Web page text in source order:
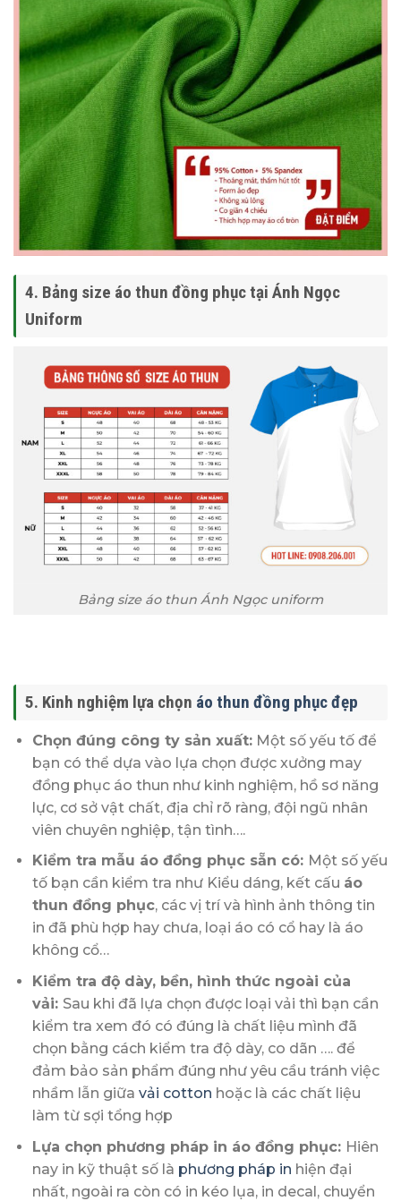
4. Bảng size áo thun đồng phục tại Ánh Ngọc
Uniform
Bảng size áo thun Ánh Ngọc uniform
5. Kinh nghiệm lựa chọn áo thun đồng phục đẹp
Chọn đúng công ty sản xuất:Một số yếu tố để
bạn có thể dựa vào lựa chọn được xưởng may
đồng phục áo thun như kinh nghiệm, hồ sơ năng
lực, cơ sở vật chất, địa chỉ rõ ràng, đội ngũ nhân
viên chuyên nghiệp, tận tình….
Kiểm tra mẫu áo đồng phục sẵn có: Một số yếu
tố bạn cần kiểm tra như Kiểu dáng, kết cấu áo
thun đồng phục, các vị trí và hình ảnh thông tin
in đã phù hợp hay chưa, loại áo có cổ hay là áo
không cổ…
Kiểm tra độ dày, bền, hình thức ngoài của
vải: Sau khi đã lựa chọn được loại vải thì bạn cần
kiểm tra xem đó có đúng là chất liệu mình đã
chọn bằng cách kiểm tra độ dày, co dãn …. để
đảm bảo sản phẩm đúng như yêu cầu tránh việc
nhầm lẫn giữa vải cotton hoặc là các chất liệu
làm từ sợi tổng hợp
Lựa chọn phương pháp in áo đồng phục: Hiên
nay in kỹ thuật số là phương pháp in hiện đại
nhất, ngoài ra còn có in kéo lụa, in decal, chuyển